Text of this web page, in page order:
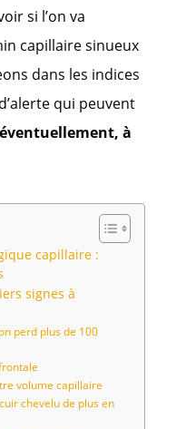
si l’on va
capillaire sinueux
dans les indices
qui peuvent
à
capillaire :
signes à
perd plus de 100
volume capillaire
chevelu de plus en